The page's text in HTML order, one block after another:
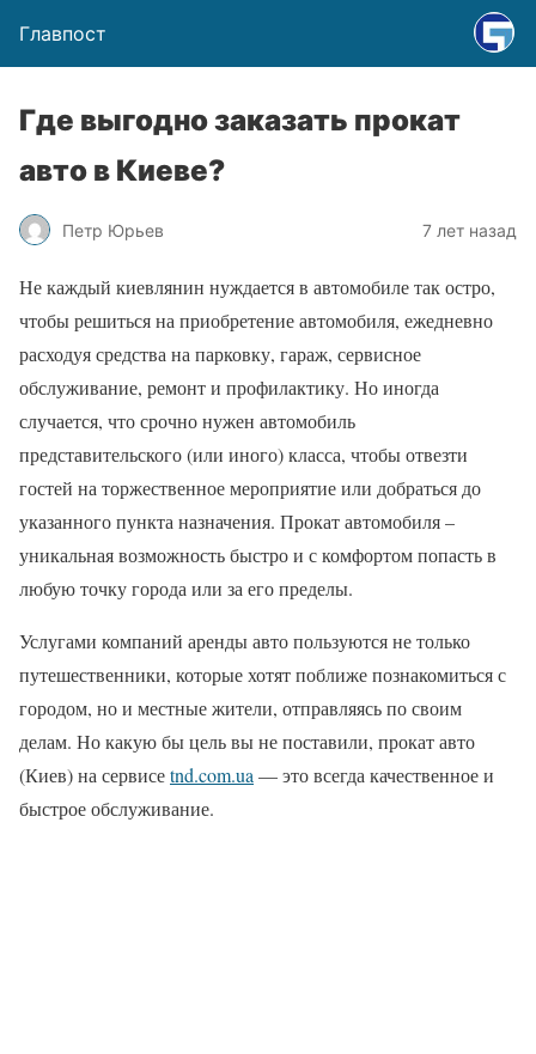
Главпост
Где выгодно заказать прокат
авто в Киеве?
Петр Юрьев 7 лет назад
Не каждый киевлянин нуждается в автомобиле так остро,
чтобы решиться на приобретение автомобиля, ежедневно
расходуя средства на парковку, гараж, сервисное
обслуживание, ремонт и профилактику. Но иногда
случается, что срочно нужен автомобиль
представительского (или иного) класса, чтобы отвезти
гостей на торжественное мероприятие или добраться до
указанного пункта назначения. Прокат автомобиля –
уникальная возможность быстро и с комфортом попасть в
любую точку города или за его пределы.
Услугами компаний аренды авто пользуются не только
путешественники, которые хотят поближе познакомиться с
городом, но и местные жители, отправляясь по своим
делам. Но какую бы цель вы не поставили, прокат авто
(Киев) на сервисеtnd.com.ua — это всегда качественное и
быстрое обслуживание.